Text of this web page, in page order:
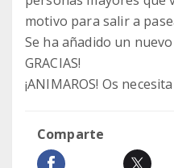
motivo para salir a
Se ha añadido un
GRACIAS!
¡ANIMAROS! Os
Comparte